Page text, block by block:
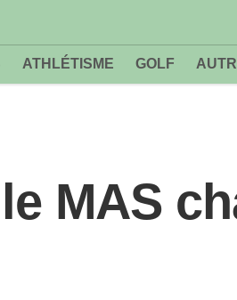
ATHLÉTISME GOLF
MAS